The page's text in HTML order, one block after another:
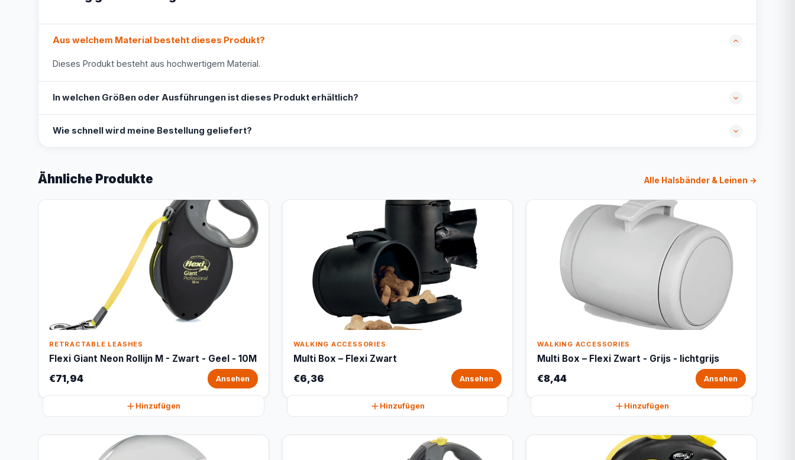
Aus welchem Material besteht dieses Produkt?
Dieses Produkt besteht aus hochwertigem Material.
In welchen Größen oder Ausführungen ist dieses Produkt erhältlich?
Wie schnell wird meine Bestellung geliefert?
Ähnliche Produkte Alle Halsbänder & Leinen →
RETRACTABLE LEASHES
Flexi Giant Neon Rollijn M - Zwart - Geel - 10M
€71,94 Ansehen
Hinzufügen
WALKING ACCESSORIES
Multi Box – Flexi Zwart
€6,36 Ansehen
Hinzufügen
WALKING ACCESSORIES
Multi Box – Flexi Zwart - Grijs - lichtgrijs
€8,44 Ansehen
Hinzufügen